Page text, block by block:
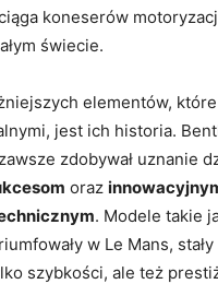
koneserów
świecie.
elementów,
jest ich historia.
zdobywał uznanie
oraz
. Modele takie
w Le Mans, stały
szybkości, ale też